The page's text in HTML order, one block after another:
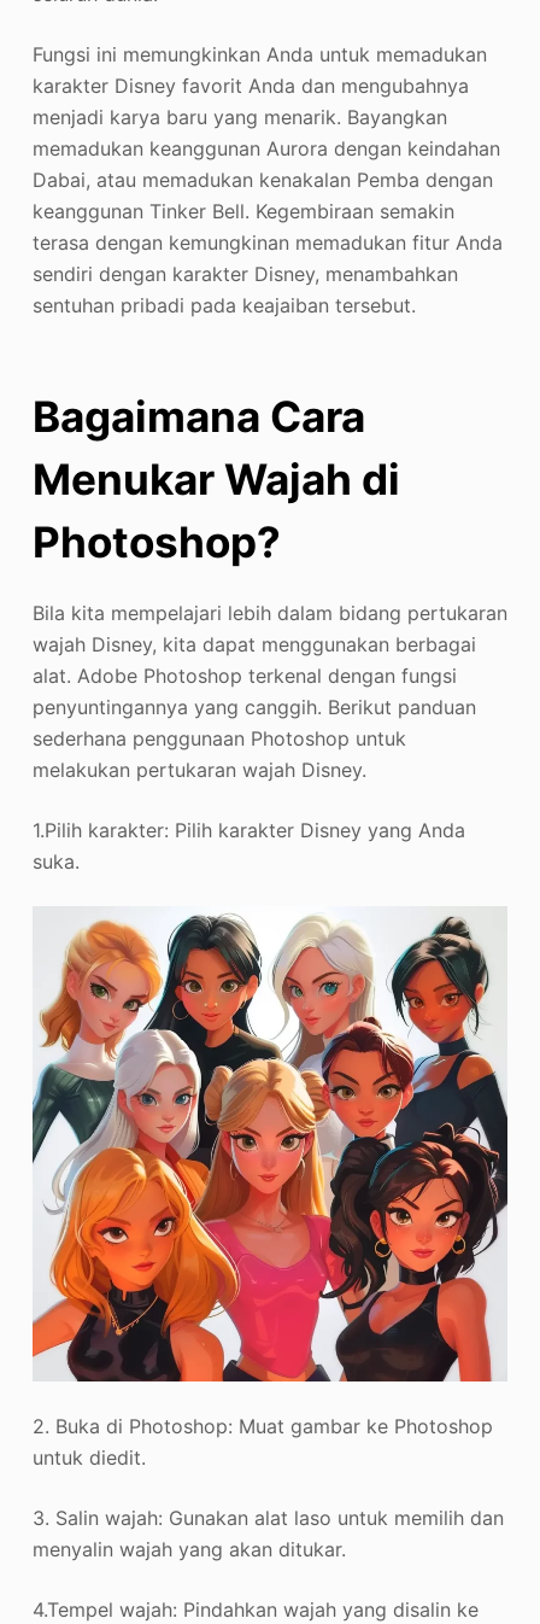
Fungsi ini memungkinkan Anda untuk memadukan
karakter Disney favorit Anda dan mengubahnya
menjadi karya baru yang menarik. Bayangkan
memadukan keanggunan Aurora dengan keindahan
Dabai, atau memadukan kenakalan Pemba dengan
keanggunan Tinker Bell. Kegembiraan semakin
terasa dengan kemungkinan memadukan fitur Anda
sendiri dengan karakter Disney, menambahkan
sentuhan pribadi pada keajaiban tersebut.
Bagaimana Cara
Menukar Wajah di
Photoshop?
Bila kita mempelajari lebih dalam bidang pertukaran
wajah Disney, kita dapat menggunakan berbagai
alat. Adobe Photoshop terkenal dengan fungsi
penyuntingannya yang canggih. Berikut panduan
sederhana penggunaan Photoshop untuk
melakukan pertukaran wajah Disney.
1.Pilih karakter: Pilih karakter Disney yang Anda
suka.
2. Buka di Photoshop: Muat gambar ke Photoshop
untuk diedit.
3. Salin wajah: Gunakan alat laso untuk memilih dan
menyalin wajah yang akan ditukar.
4.Tempel wajah: Pindahkan wajah yang disalin ke